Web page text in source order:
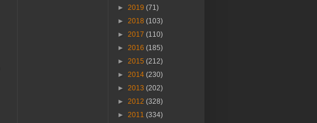
► 2019 (71)
► 2018 (103)
► 2017 (110)
► 2016 (185)
► 2015 (212)
► 2014 (230)
► 2013 (202)
► 2012 (328)
► 2011 (334)